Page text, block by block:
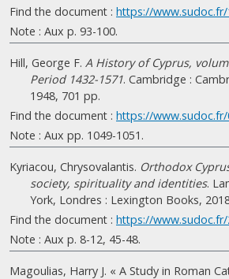
Find the document : https://www.sudoc.fr/
Note : Aux p. 93-100.
Hill, George F. A History of Cyprus,
Period 1432-1571. Cambridge :
1948, 701 pp.
Find the document : https://www.sudoc.fr/
Note : Aux pp. 1049-1051.
Kyriacou, Chrysovalantis. Orthodox
society, spirituality and identities.
York, Londres : Lexington Books,
Find the document : https://www.sudoc.fr/
Note : Aux p. 8-12, 45-48.
Magoulias, Harry J. « A Study in Roman